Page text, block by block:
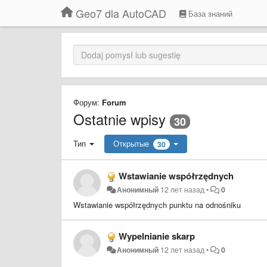
Geo7 dla AutoCAD База знаний
Форум: Forum
Ostatnie wpisy 30
Тип Открытые 30
Wstawianie współrzędnych
Анонимный 12 лет назад• 0
Wstawianie współrzędnych punktu na odnośniku
Wypelnianie skarp
Анонимный 12 лет назад• 0